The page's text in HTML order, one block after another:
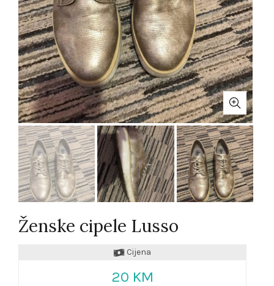
Ženske cipele Lusso
Cijena
20 KM